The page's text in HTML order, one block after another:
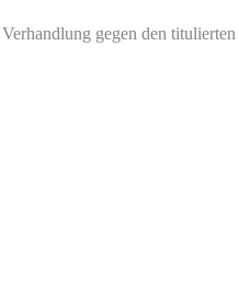
gegen den